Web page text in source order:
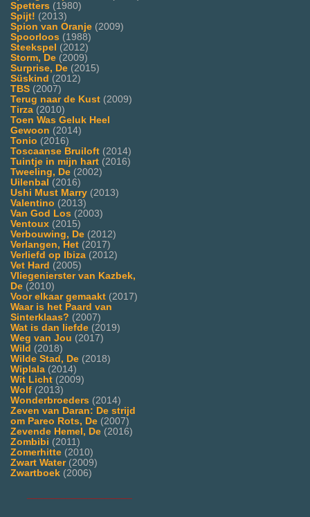
Spetters (1980)
Spijt! (2013)
Spion van Oranje (2009)
Spoorloos (1988)
Steekspel (2012)
Storm, De (2009)
Surprise, De (2015)
Süskind (2012)
TBS (2007)
Terug naar de Kust (2009)
Tirza (2010)
Toen Was Geluk Heel
Gewoon (2014)
Tonio (2016)
Toscaanse Bruiloft (2014)
Tuintje in mijn hart (2016)
Tweeling, De (2002)
Uilenbal (2016)
Ushi Must Marry (2013)
Valentino (2013)
Van God Los (2003)
Ventoux (2015)
Verbouwing, De (2012)
Verlangen, Het (2017)
Verliefd op Ibiza (2012)
Vet Hard (2005)
Vliegenierster van Kazbek,
De (2010)
Voor elkaar gemaakt (2017)
Waar is het Paard van
Sinterklaas? (2007)
Wat is dan liefde (2019)
Weg van Jou (2017)
Wild (2018)
Wilde Stad, De (2018)
Wiplala (2014)
Wit Licht (2009)
Wolf (2013)
Wonderbroeders (2014)
Zeven van Daran: De strijd
om Pareo Rots, De (2007)
Zevende Hemel, De (2016)
Zombibi (2011)
Zomerhitte (2010)
Zwart Water(2009)
Zwartboek (2006)